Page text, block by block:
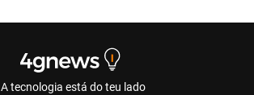
A tecnologia está do teu lado